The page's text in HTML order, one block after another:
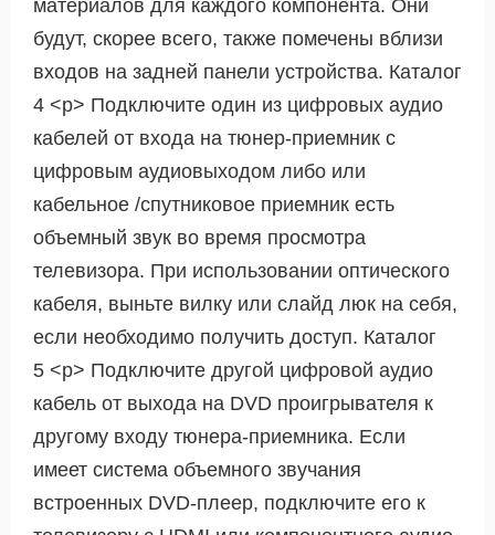
материалов для каждого компонента. Они
будут, скорее всего, также помечены вблизи
входов на задней панели устройства. Каталог
4 <р> Подключите один из цифровых аудио
кабелей от входа на тюнер-приемник с
цифровым аудиовыходом либо или
кабельное /спутниковое приемник есть
объемный звук во время просмотра
телевизора. При использовании оптического
кабеля, выньте вилку или слайд люк на себя,
если необходимо получить доступ. Каталог
5 <р> Подключите другой цифровой аудио
кабель от выхода на DVD проигрывателя к
другому входу тюнера-приемника. Если
имеет система объемного звучания
встроенных DVD-плеер, подключите его к